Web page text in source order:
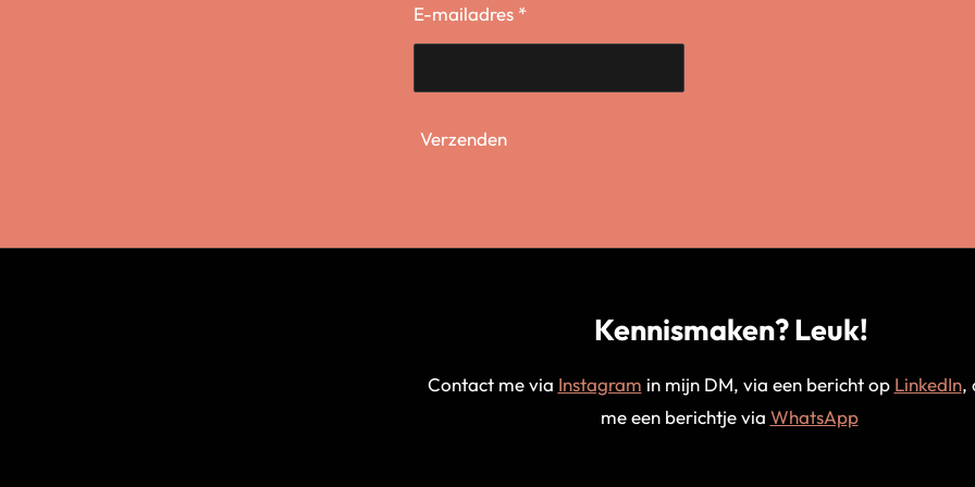
E-mailadres *
Verzenden
Kennismaken? Leuk!
Contact me via Instagram in mijn DM, via een bericht op LinkedIn,
me een berichtje via WhatsApp